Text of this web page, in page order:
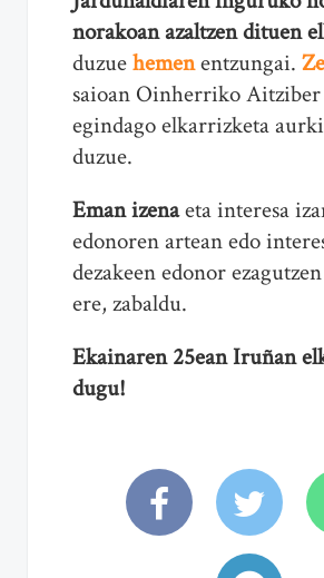
norakoan azaltzen dituen
duzuehemenentzungai.
saioan Oinherriko
egindago elkarrizketa
duzue.
Eman izenaeta interesa
edonoren artean edo
dezakeen edonor
ere, zabaldu.
Ekainaren 25ean Iruñan
dugu!